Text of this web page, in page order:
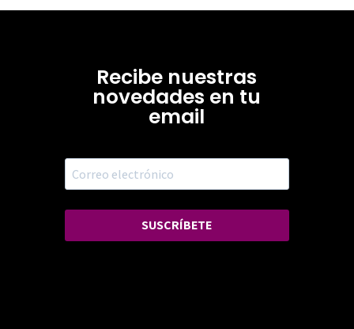
Recibe nuestras
novedades en tu
email
SUSCRÍBETE